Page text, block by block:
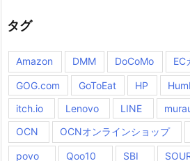
タグ
Amazon DMM DoCoMo EC
GOG.com GoToEat HP
itch.io
Lenovo LINE
OCN
OCNオンラインショップ
povo Qoo10 SBI